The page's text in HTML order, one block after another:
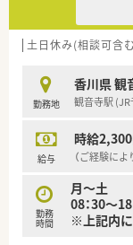
土日休み(相談可含
勤務地
香川県 観
観音寺駅
給与
時給
（ご経験によ
勤務
時間
月～土
08：30～18
※上記内